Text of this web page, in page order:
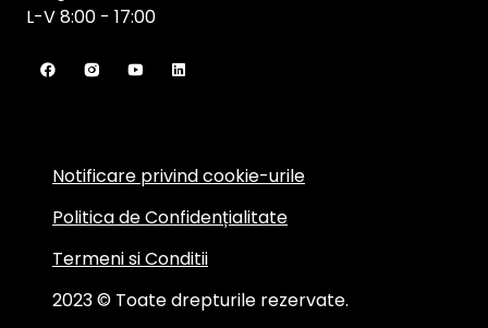
L-V 8:00 - 17:00
2023 © Toate drepturile rezervate.
Notificare privind cookie-urile
Politica de Confidențialitate
Termeni si Conditii